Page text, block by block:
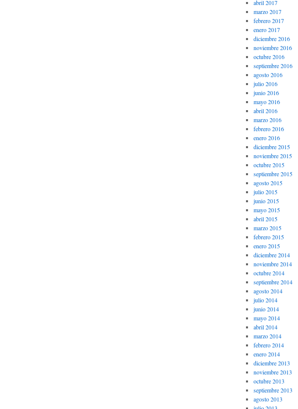
abril 2017
marzo 2017
febrero 2017
enero 2017
diciembre 2016
noviembre 2016
octubre 2016
septiembre 2016
agosto 2016
julio 2016
junio 2016
mayo 2016
abril 2016
marzo 2016
febrero 2016
enero 2016
diciembre 2015
noviembre 2015
octubre 2015
septiembre 2015
agosto 2015
julio 2015
junio 2015
mayo 2015
abril 2015
marzo 2015
febrero 2015
enero 2015
diciembre 2014
noviembre 2014
octubre 2014
septiembre 2014
agosto 2014
julio 2014
junio 2014
mayo 2014
abril 2014
marzo 2014
febrero 2014
enero 2014
diciembre 2013
noviembre 2013
octubre 2013
septiembre 2013
agosto 2013